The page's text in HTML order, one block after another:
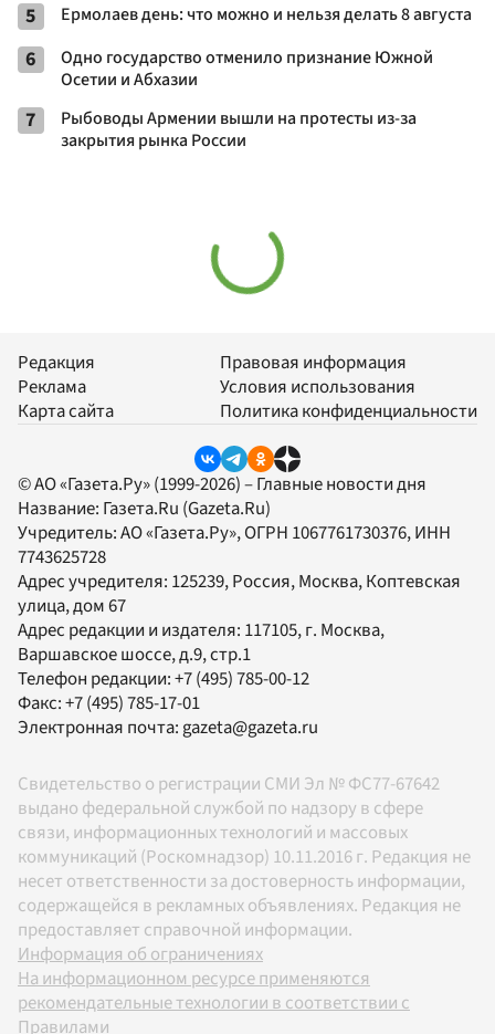
5 Ермолаев день: что можно и нельзя делать 8 августа
6
Одно государство отменило признание Южной
Осетии и Абхазии
7
Рыбоводы Армении вышли на протесты из-за
закрытия рынка России
Редакция
Реклама
Карта сайта
Правовая информация
Условия использования
Политика конфиденциальности
© АО «Газета.Ру» (1999-2026) – Главные новости дня
Название: Газета.Ru (Gazeta.Ru)
Учредитель:АО «Газета.Ру», ОГРН 1067761730376, ИНН
7743625728
Адрес учредителя: 125239, Россия, Москва, Коптевская
улица, дом 67
Адрес редакции и издателя: 117105, г. Москва,
Варшавское шоссе, д.9, стр.1
Телефон редакции:+7 (495) 785-00-12
Факс:+7 (495) 785-17-01
Электронная почта:gazeta@gazeta.ru
Свидетельство о регистрации СМИ Эл № ФС77-67642
выдано федеральной службой по надзору в сфере
связи, информационных технологий и массовых
коммуникаций (Роскомнадзор) 10.11.2016 г. Редакция не
несет ответственности за достоверность информации,
содержащейся в рекламных объявлениях. Редакция не
предоставляет справочной информации.
Информация об ограничениях
На информационном ресурсе применяются
рекомендательные технологии в соответствии с
Правилами